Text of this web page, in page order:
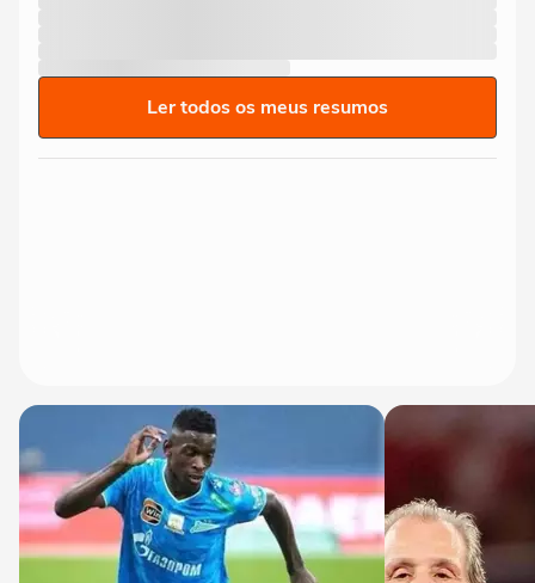
Ler todos os meus resumos